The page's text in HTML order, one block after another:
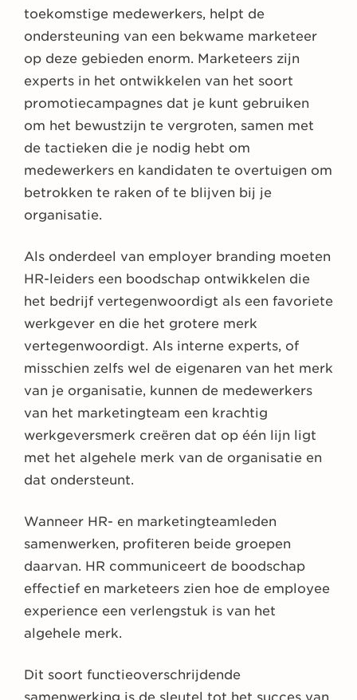
toekomstige medewerkers, helpt de
ondersteuning van een bekwame marketeer
op deze gebieden enorm. Marketeers zijn
experts in het ontwikkelen van het soort
promotiecampagnes dat je kunt gebruiken
om het bewustzijn te vergroten, samen met
de tactieken die je nodig hebt om
medewerkers en kandidaten te overtuigen om
betrokken te raken of te blijven bij je
organisatie.
Als onderdeel van employer branding moeten
HR-leiders een boodschap ontwikkelen die
het bedrijf vertegenwoordigt als een favoriete
werkgever en die het grotere merk
vertegenwoordigt. Als interne experts, of
misschien zelfs wel de eigenaren van het merk
van je organisatie, kunnen de medewerkers
van het marketingteam een krachtig
werkgeversmerk creëren dat op één lijn ligt
met het algehele merk van de organisatie en
dat ondersteunt.
Wanneer HR- en marketingteamleden
samenwerken, profiteren beide groepen
daarvan. HR communiceert de boodschap
effectief en marketeers zien hoe de employee
experience een verlengstuk is van het
algehele merk.
Dit soort functieoverschrijdende